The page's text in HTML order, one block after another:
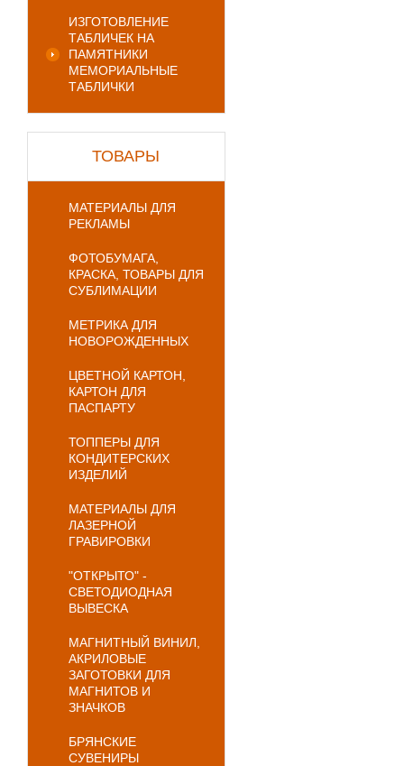
ИЗГОТОВЛЕНИЕ
ТАБЛИЧЕК НА
ПАМЯТНИКИ
МЕМОРИАЛЬНЫЕ
ТАБЛИЧКИ
ТОВАРЫ
МАТЕРИАЛЫ ДЛЯ
РЕКЛАМЫ
ФОТОБУМАГА,
КРАСКА, ТОВАРЫ ДЛЯ
СУБЛИМАЦИИ
МЕТРИКА ДЛЯ
НОВОРОЖДЕННЫХ
ЦВЕТНОЙ КАРТОН,
КАРТОН ДЛЯ
ПАСПАРТУ
ТОППЕРЫ ДЛЯ
КОНДИТЕРСКИХ
ИЗДЕЛИЙ
МАТЕРИАЛЫ ДЛЯ
ЛАЗЕРНОЙ
ГРАВИРОВКИ
"ОТКРЫТО" -
СВЕТОДИОДНАЯ
ВЫВЕСКА
МАГНИТНЫЙ ВИНИЛ,
АКРИЛОВЫЕ
ЗАГОТОВКИ ДЛЯ
МАГНИТОВ И
ЗНАЧКОВ
БРЯНСКИЕ
СУВЕНИРЫ